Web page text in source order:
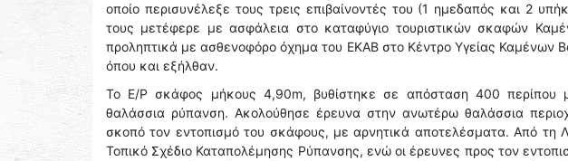
οποίο περισυνέλεξε τους τρεις επιβαίνοντές του (1 ημεδαπός και 2
τους μετέφερε με ασφάλεια στο καταφύγιο τουριστικών σκαφών
προληπτικά με ασθενοφόρο όχημα του ΕΚΑΒ στο Κέντρο Υγείας Καμένων
όπου και εξήλθαν.
Το Ε/Ρ σκάφος μήκους 4,90m, βυθίστηκε σε απόσταση 400 περίπου
θαλάσσια ρύπανση. Ακολούθησε έρευνα στην ανωτέρω θαλάσσια
σκοπό τον εντοπισμό του σκάφους, με αρνητικά αποτελέσματα. Από τη
Τοπικό Σχέδιο Καταπολέμησης Ρύπανσης, ενώ οι έρευνες προς τον